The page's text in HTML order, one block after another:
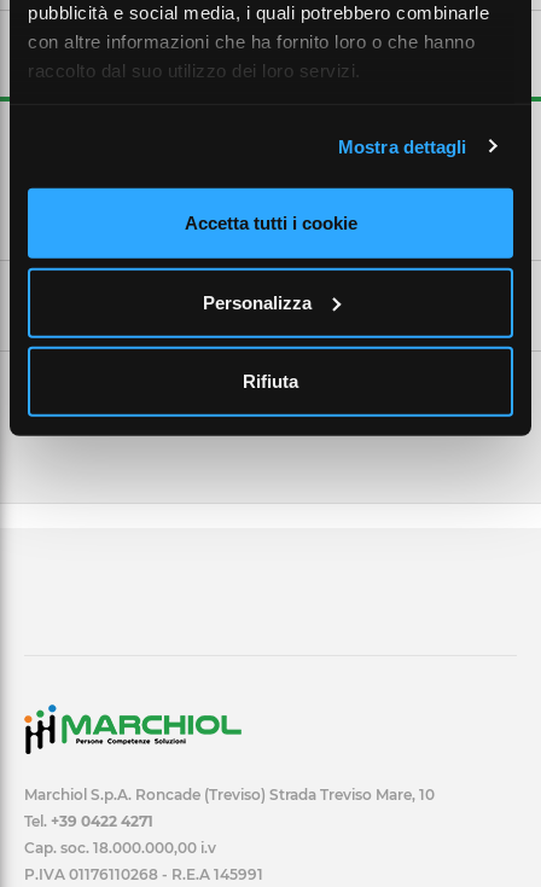
pubblicità e social media, i quali potrebbero combinarle
con altre informazioni che ha fornito loro o che hanno
raccolto dal suo utilizzo dei loro servizi.
Mostra dettagli
Accetta tutti i cookie
Personalizza
Rifiuta
DESCRIZIONE ESTESA
CARATTERISTICHE TECNICHE
Marchiol S.p.A. Roncade (Treviso) Strada Treviso Mare, 10
Tel. +39 0422 4271
Cap. soc. 18.000.000,00 i.v
P.IVA 01176110268 - R.E.A 145991